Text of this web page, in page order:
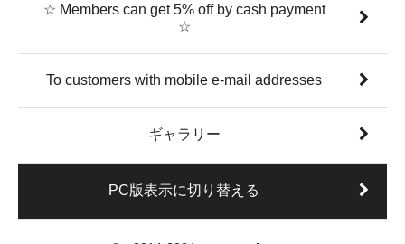
☆ Members can get 5% off by cash payment
☆
To customers with mobile e-mail addresses
ギャラリー
PC版表示に切り替える